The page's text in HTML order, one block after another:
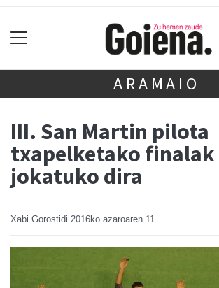
ARAMAIO
III. San Martin pilota
txapelketako
jokatuko dira
Xabi Gorostidi 2016ko azaroaren 11